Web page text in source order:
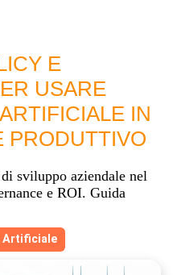
E
USARE
IN
PRODUTTIVO
sviluppo aziendale nel
e ROI. Guida
Artificiale